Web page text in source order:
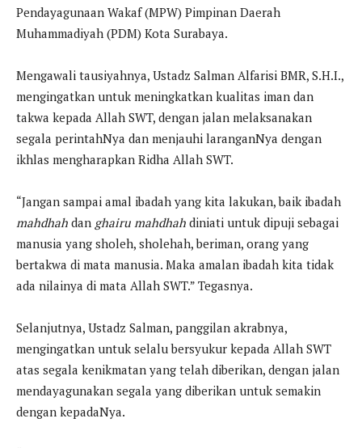
Pendayagunaan Wakaf (MPW) Pimpinan Daerah
Muhammadiyah (PDM) Kota Surabaya.
Mengawali tausiyahnya, Ustadz Salman Alfarisi BMR, S.H.I.,
mengingatkan untuk meningkatkan kualitas iman dan
takwa kepada Allah SWT, dengan jalan melaksanakan
segala perintahNya dan menjauhi laranganNya dengan
ikhlas mengharapkan Ridha Allah SWT.
“Jangan sampai amal ibadah yang kita lakukan, baik ibadah
mahdhah dan ghairu mahdhah diniati untuk dipuji sebagai
manusia yang sholeh, sholehah, beriman, orang yang
bertakwa di mata manusia. Maka amalan ibadah kita tidak
ada nilainya di mata Allah SWT.” Tegasnya.
Selanjutnya, Ustadz Salman, panggilan akrabnya,
mengingatkan untuk selalu bersyukur kepada Allah SWT
atas segala kenikmatan yang telah diberikan, dengan jalan
mendayagunakan segala yang diberikan untuk semakin
dengan kepadaNya.